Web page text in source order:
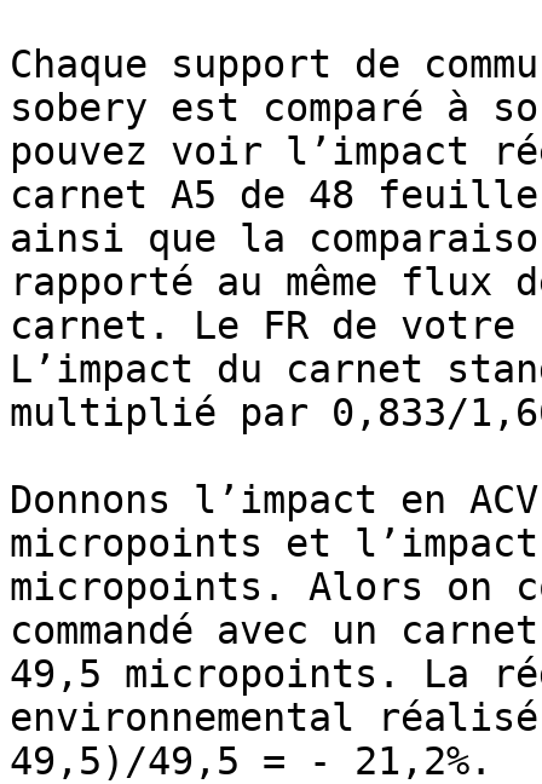
Chaque support de
sobery est comparé à
pouvez voir l’impact
carnet A5 de 48
ainsi que la
rapporté au même flux
carnet. Le FR de
L’impact du carnet
multiplié par 0,833/
Donnons l’impact en
micropoints et l’impact
micropoints. Alors on
commandé avec un
49,5 micropoints. La
environnemental
49,5)/49,5 = - 21,2%.